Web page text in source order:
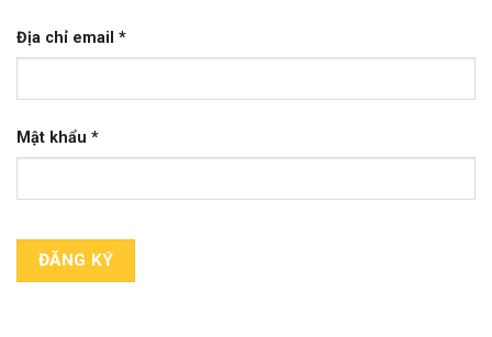
Địa chỉ email *
Mật khẩu *
ĐĂNG KÝ